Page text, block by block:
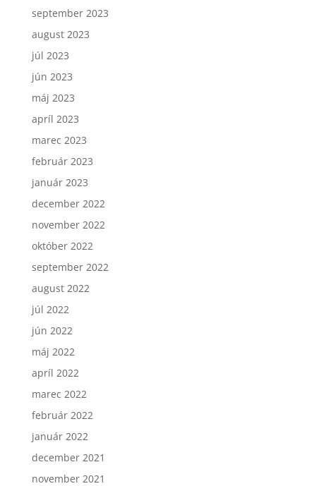
september 2023
august 2023
júl 2023
jún 2023
máj 2023
apríl 2023
marec 2023
február 2023
január 2023
december 2022
november 2022
október 2022
september 2022
august 2022
júl 2022
jún 2022
máj 2022
apríl 2022
marec 2022
február 2022
január 2022
december 2021
november 2021